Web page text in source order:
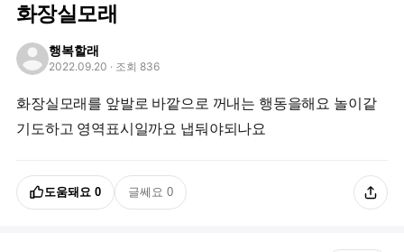
화장실모래
행복할래
2022.09.20 · 조회 836
화장실모래를 앞발로 바깥으로 꺼내는 행동을해요 놀이같
기도하고 영역표시일까요 냅둬야되나요
도움돼요 0 글쎄요 0